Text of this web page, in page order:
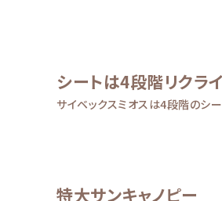
シートは4段階リクラ
サイベックスミオスは4段階のシ
特大サンキャノピー